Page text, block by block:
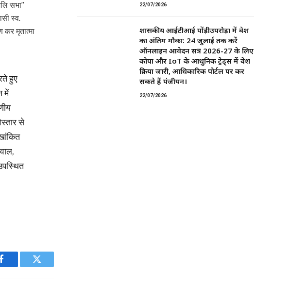
सभा”
स्व.
कर मृतात्मा
हुए
में
से
Facebook Twitter
22/07/2026
शासकीय आईटीआई पोंड़ीउपरोड़ा में प्रवेश
का अंतिम मौका: 24 जुलाई तक करें
ऑनलाइन आवेदन सत्र 2026-27 के लिए
कोपा और IoT के आधुनिक ट्रेड्स में प्रवेश
प्रक्रिया जारी, आधिकारिक पोर्टल पर कर
सकते हैं पंजीयन।
22/07/2026